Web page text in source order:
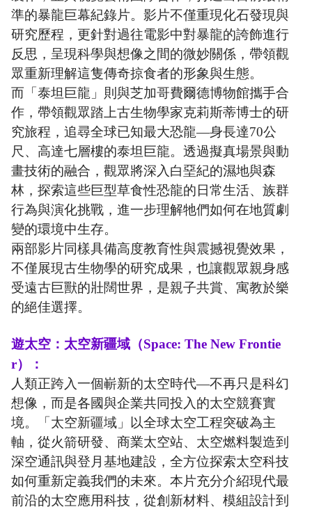
準的暴龍巨幕紀錄片。影片不僅重現化石發現與
研究歷程，更針對過往電影中對暴龍的誇飾進行
反思，呈現科學與想像之間的微妙關係，帶領觀
眾重新理解這隻傳奇掠食者的形象與生態。
而 「 泰坦巨龍 」 則與芝加哥費爾德博物館攜手合
作，帶領觀眾踏上古生物學家克莉斯蒂博士的研
究旅程，追尋全球已知最大恐龍—身長達70公
尺、高達七層樓的泰坦巨龍。透過擬真場景與動
畫技術的融合，觀眾將深入白堊紀的濕地與森
林，探索這些巨型草食性恐龍的日常生活、族群
行為與演化挑戰，進一步理解牠們如何在地質劇
變的環境中生存。
兩部影片同樣具備高度教育性與震撼視覺效果，
不僅展現古生物學的研究成果，也讓觀眾親身感
受遠古巨獸的壯闊世界，是親子共賞、寓教於樂
的絕佳選擇。
遊太空：太空新疆域（Space: The New Frontie
r）：
人類正跨入一個嶄新的太空時代—不再只是科幻
想像，而是各國與企業共同投入的太空競賽實
境。「太空新疆域」以全球太空工程突破為主
軸，從火箭研發、商業太空站、太空燃料製造到
深空通訊與登月基地建設，全方位探索太空科技
如何重新定義我們的未來。本片充分介紹現代最
前沿的太空應用科技，從創新材料、模組設計到